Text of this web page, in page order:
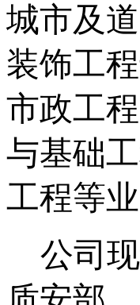
城市及
装饰工
市政工
与基础
工程等业
公司